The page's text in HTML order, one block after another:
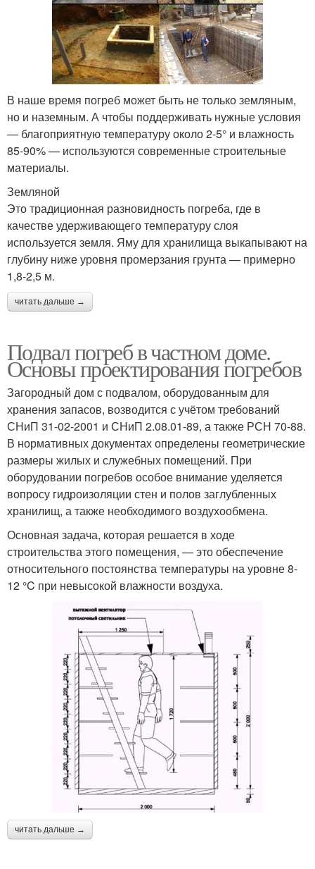
В наше время погреб может быть не только земляным,
но и наземным. А чтобы поддерживать нужные условия
— благоприятную температуру около 2-5° и влажность
85-90% — используются современные строительные
материалы.
Земляной
Это традиционная разновидность погреба, где в
качестве удерживающего температуру слоя
используется земля. Яму для хранилища выкапывают на
глубину ниже уровня промерзания грунта — примерно
1,8-2,5 м.
читать дальше →
Подвал погреб в частном доме.
Основы проектирования погребов
Загородный дом с подвалом, оборудованным для
хранения запасов, возводится с учётом требований
СНиП 31-02-2001 и СНиП 2.08.01-89, а также РСН 70-88.
В нормативных документах определены геометрические
размеры жилых и служебных помещений. При
оборудовании погребов особое внимание уделяется
вопросу гидроизоляции стен и полов заглубленных
хранилищ, а также необходимого воздухообмена.
Основная задача, которая решается в ходе
строительства этого помещения, — это обеспечение
относительного постоянства температуры на уровне 8-
12 °C при невысокой влажности воздуха.
читать дальше →